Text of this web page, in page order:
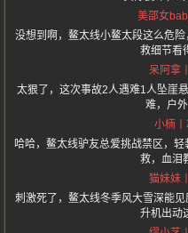
美邵女
没想到啊，鳌太线小鳌太段这么危
救细节看
呆阿拿
太狠了，这次事故2人遇难1人坠崖
难，户
小楠
哈哈，鳌太线驴友总爱挑战禁区，
救，血泪
猫妹妹
刺激死了，鳌太线冬季风大雪深能
升机出动